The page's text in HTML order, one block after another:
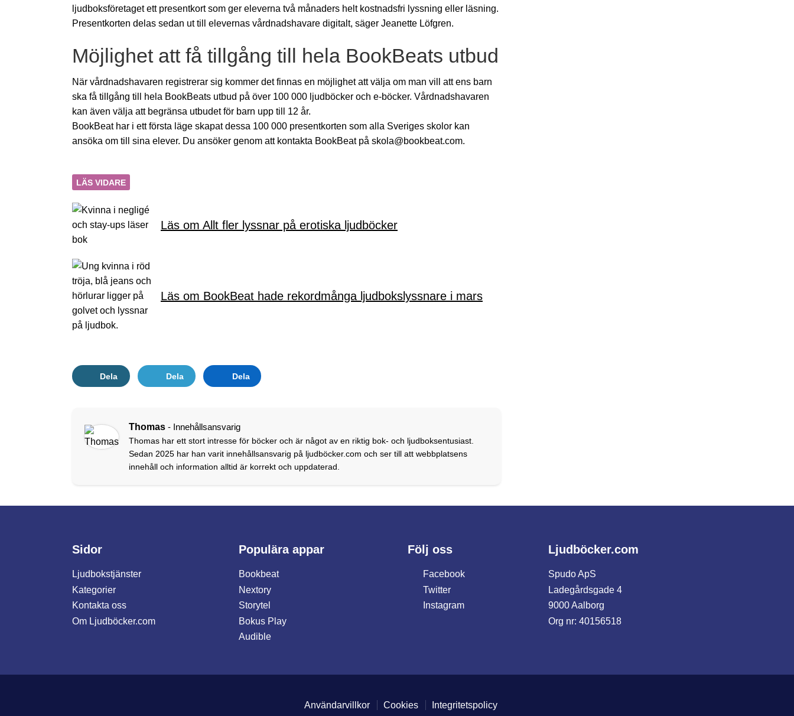
ljudboksföretaget ett presentkort som ger eleverna två månaders helt kostnadsfri lyssning eller läsning.
Presentkorten delas sedan ut till elevernas vårdnadshavare digitalt, säger Jeanette Löfgren.
Möjlighet att få tillgång till hela BookBeats utbud
När vårdnadshavaren registrerar sig kommer det finnas en möjlighet att välja om man vill att ens barn
ska få tillgång till hela BookBeats utbud på över 100 000 ljudböcker och e-böcker. Vårdnadshavaren
kan även välja att begränsa utbudet för barn upp till 12 år.
BookBeat har i ett första läge skapat dessa 100 000 presentkorten som alla Sveriges skolor kan
ansöka om till sina elever. Du ansöker genom att kontakta BookBeat på skola@bookbeat.com.
LÄS VIDARE
Läs om Allt fler lyssnar på erotiska ljudböcker
Läs om BookBeat hade rekordmånga ljudbokslyssnare i mars
Dela Dela Dela
Thomas - Innehållsansvarig
Thomas har ett stort intresse för böcker och är något av en riktig bok- och ljudboksentusiast.
Sedan 2025 har han varit innehållsansvarig på ljudböcker.com och ser till att webbplatsens
innehåll och information alltid är korrekt och uppdaterad.
Sidor
Ljudbokstjänster
Kategorier
Kontakta oss
Om Ljudböcker.com
Populära appar
Bookbeat
Nextory
Storytel
Bokus Play
Audible
Följ oss
Facebook
Twitter
Instagram
Ljudböcker.com
Spudo ApS
Ladegårdsgade 4
9000 Aalborg
Org nr: 40156518
Användarvillkor Cookies Integritetspolicy